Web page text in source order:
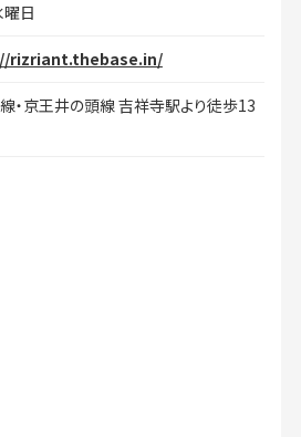
曜日
rizriant.thebase.in/
・京王井の頭線 吉祥寺駅より徒歩13